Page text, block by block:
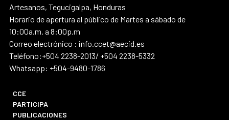
Artesanos, Tegucigalpa, Honduras
Horario de apertura al público de Martes a sábado de
10:00a.m. a 8:00p.m
Correo electrónico : info.ccet@aecid.es
Teléfono:+504 2238-2013/ +504 2238-5332
Whatsapp: +504-9480-1786
CCE
PARTICIPA
PUBLICACIONES